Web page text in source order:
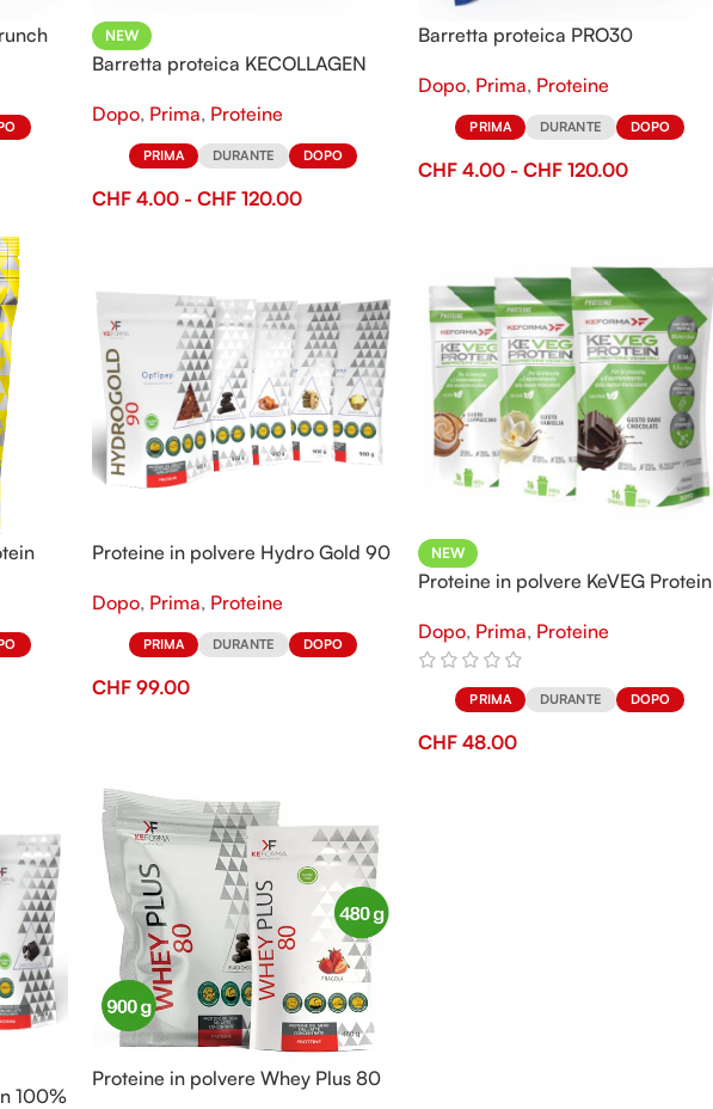
NEW
Barretta proteica KECOLLAGEN
Dopo, Prima, Proteine
PRIMA DURANTE DOPO
CHF4.00 - CHF120.00
Barretta proteica PRO30
Dopo, Prima, Proteine
PRIMA DURANTE DOPO
CHF 4.00 - CHF 120.00
Proteine in polvere Hydro Gold 90
Dopo, Prima, Proteine
PRIMA DURANTE DOPO
CHF99.00
NEW
Proteine in polvere KeVEG Protein
Dopo, Prima, Proteine
PRIMA DURANTE DOPO
CHF 48.00
100%
Proteine in polvere Whey Plus 80